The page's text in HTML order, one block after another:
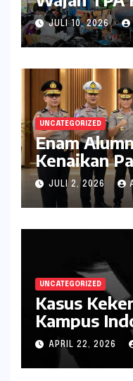
Sampah
dan
JULI 10, 2026
UNCATEGORIZED
Enam
Kenaikan
kepada
JULI 2, 2026
UNCATEGORIZED
Kasus
Kampus
Pola
APRIL 22, 2026